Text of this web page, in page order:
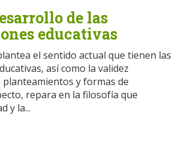
de las
educativas
el sentido actual que tienen las
así como la validez
planteamientos y formas de
repara en la filosofía que
y la...